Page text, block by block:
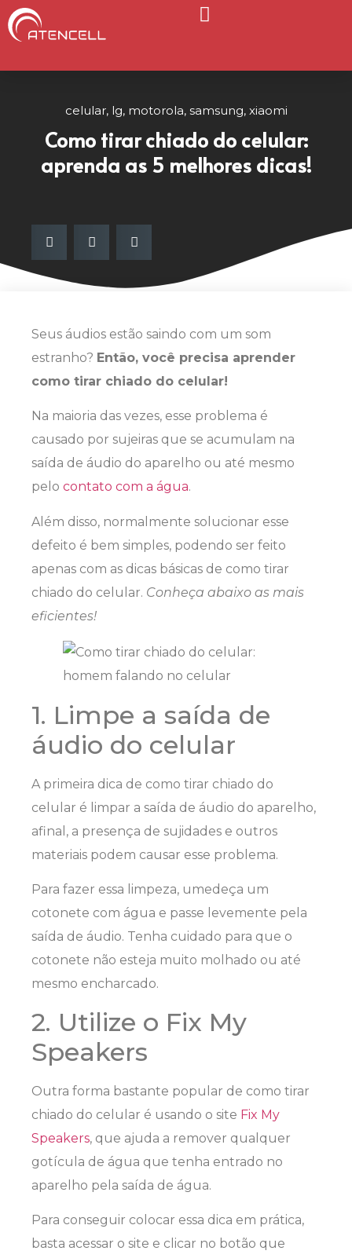
celular, lg, motorola, samsung, xiaomi
Como tirar chiado do celular:
aprenda as 5 melhores dicas!
Seus áudios estão saindo com um som
estranho? Então, você precisa aprender
como tirar chiado do celular!
Na maioria das vezes, esse problema é
causado por sujeiras que se acumulam na
saída de áudio do aparelho ou até mesmo
pelo contato com a água.
Além disso, normalmente solucionar esse
defeito é bem simples, podendo ser feito
apenas com as dicas básicas de como tirar
chiado do celular. Conheça abaixo as mais
eficientes!
1. Limpe a saída de
áudio do celular
A primeira dica de como tirar chiado do
celular é limpar a saída de áudio do aparelho,
afinal, a presença de sujidades e outros
materiais podem causar esse problema.
Para fazer essa limpeza, umedeça um
cotonete com água e passe levemente pela
saída de áudio. Tenha cuidado para que o
cotonete não esteja muito molhado ou até
mesmo encharcado.
2. Utilize o Fix My
Speakers
Outra forma bastante popular de como tirar
chiado do celular é usando o site Fix My
Speakers, que ajuda a remover qualquer
gotícula de água que tenha entrado no
aparelho pela saída de água.
Para conseguir colocar essa dica em prática,
basta acessar o site e clicar no botão que